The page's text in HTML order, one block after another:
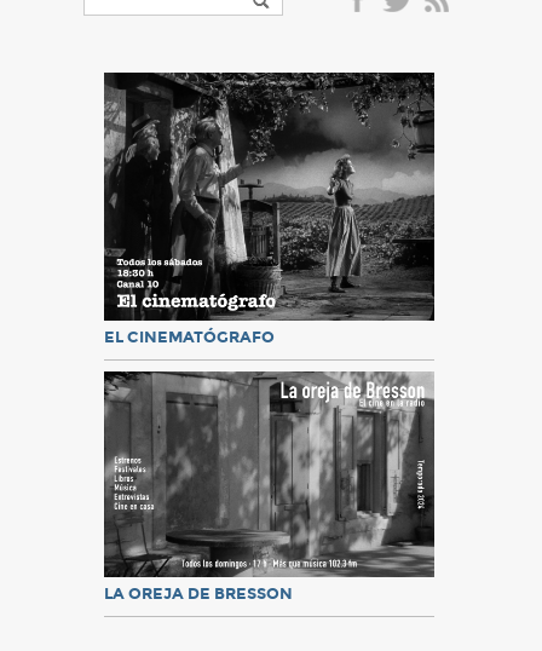
EL CINEMATÓGRAFO
LA OREJA DE BRESSON